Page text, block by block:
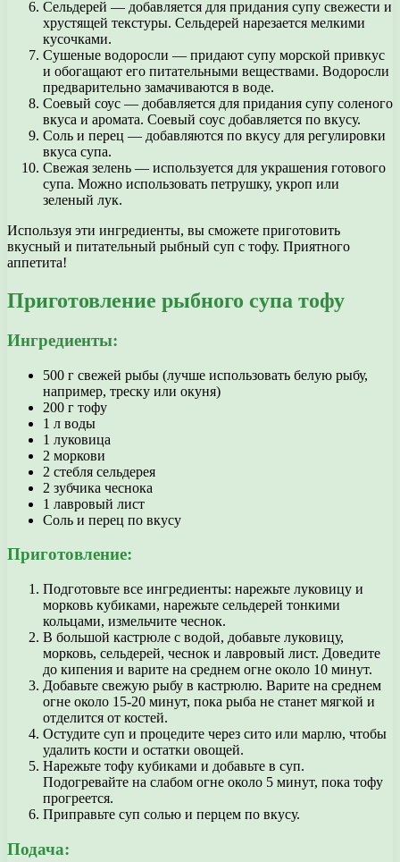
Сельдерей — добавляется для придания супу свежести и
хрустящей текстуры. Сельдерей нарезается мелкими
кусочками.
Сушеные водоросли — придают супу морской привкус
и обогащают его питательными веществами. Водоросли
предварительно замачиваются в воде.
Соевый соус — добавляется для придания супу соленого
вкуса и аромата. Соевый соус добавляется по вкусу.
Соль и перец — добавляются по вкусу для регулировки
вкуса супа.
Свежая зелень — используется для украшения готового
супа. Можно использовать петрушку, укроп или
зеленый лук.
Используя эти ингредиенты, вы сможете приготовить
вкусный и питательный рыбный суп с тофу. Приятного
аппетита!
Приготовление рыбного супа тофу
Ингредиенты:
500 г свежей рыбы (лучше использовать белую рыбу,
например, треску или окуня)
200 г тофу
1 л воды
1 луковица
2 моркови
2 стебля сельдерея
2 зубчика чеснока
1 лавровый лист
Соль и перец по вкусу
Приготовление:
Подготовьте все ингредиенты: нарежьте луковицу и
морковь кубиками, нарежьте сельдерей тонкими
кольцами, измельчите чеснок.
В большой кастрюле с водой, добавьте луковицу,
морковь, сельдерей, чеснок и лавровый лист. Доведите
до кипения и варите на среднем огне около 10 минут.
Добавьте свежую рыбу в кастрюлю. Варите на среднем
огне около 15-20 минут, пока рыба не станет мягкой и
отделится от костей.
Остудите суп и процедите через сито или марлю, чтобы
удалить кости и остатки овощей.
Нарежьте тофу кубиками и добавьте в суп.
Подогревайте на слабом огне около 5 минут, пока тофу
прогреется.
Приправьте суп солью и перцем по вкусу.
Подача: